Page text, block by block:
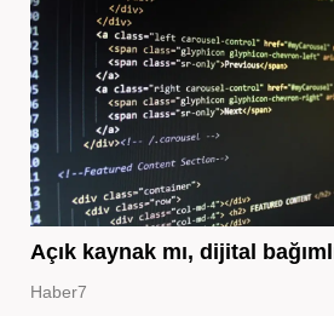
Açık kaynak mı, dijital
Haber7